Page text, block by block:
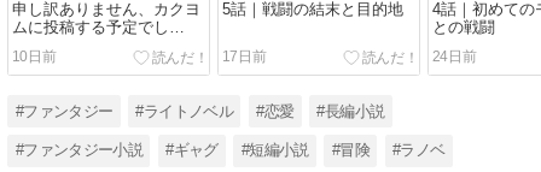
申し訳ありません、カクヨ
ムに投稿する予定でし
て・・・！！(・ω・)ノ
10日前
5話｜戦闘の結末と目的地
17日前
4話｜初めての
との戦闘
24日前
#ファンタジー #ライトノベル #恋愛 #長編小説
#ファンタジー小説 #ギャグ #短編小説 #冒険 #ラノベ